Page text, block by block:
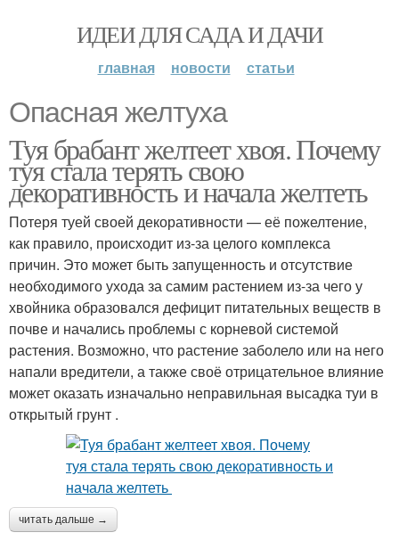
ИДЕИ ДЛЯ САДА И ДАЧИ
главная новости статьи
Опасная желтуха
Туя брабант желтеет хвоя. Почему
туя стала терять свою
декоративность и начала желтеть
Потеря туей своей декоративности — её пожелтение,
как правило, происходит из-за целого комплекса
причин. Это может быть запущенность и отсутствие
необходимого ухода за самим растением из-за чего у
хвойника образовался дефицит питательных веществ в
почве и начались проблемы с корневой системой
растения. Возможно, что растение заболело или на него
напали вредители, а также своё отрицательное влияние
может оказать изначально неправильная высадка туи в
открытый грунт .
читать дальше →